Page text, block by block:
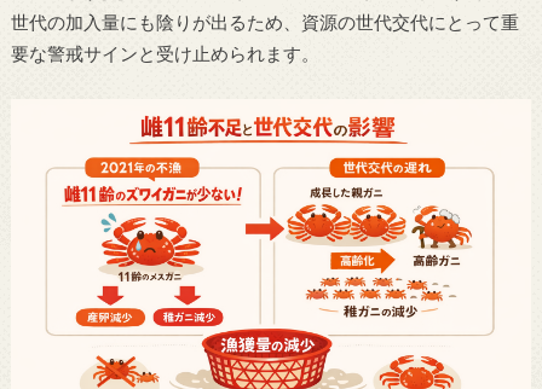
世代の加入量にも陰りが出るため、資源の世代交代にとって重
要な警戒サインと受け止められます。